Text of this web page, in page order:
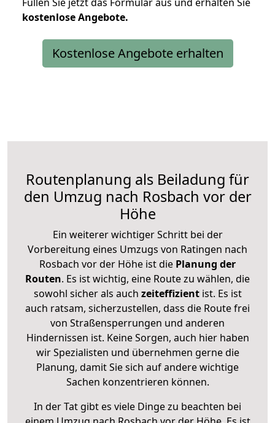
kostenloseAngebote.
Kostenlose Angebote erhalten
Routenplanung als Beiladung für
den Umzug nach Rosbach vor der
Höhe
Ein weiterer wichtiger Schritt bei der
Vorbereitung eines Umzugs von Ratingen nach
Rosbach vor der Höhe ist die Planung der
Routen. Es ist wichtig, eine Route zu wählen, die
sowohl sicher als auch zeiteffizientist. Es ist
auch ratsam, sicherzustellen, dass die Route frei
von Straßensperrungen und anderen
Hindernissen ist. Keine Sorgen, auch hier haben
wir Spezialisten und übernehmen gerne die
Planung, damit Sie sich auf andere wichtige
Sachen konzentrieren können.
In der Tat gibt es viele Dinge zu beachten bei